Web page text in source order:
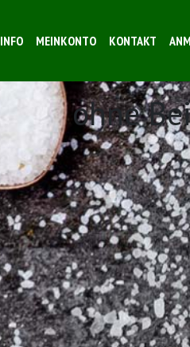
INFO MEINKONTO KONTAKT
ohne